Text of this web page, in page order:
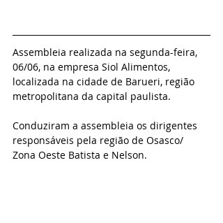
Assembleia realizada na segunda-feira,
06/06, na empresa Siol Alimentos,
localizada na cidade de Barueri, região
metropolitana da capital paulista.
Conduziram a assembleia os dirigentes
responsáveis pela região de Osasco/
Zona Oeste Batista e Nelson.